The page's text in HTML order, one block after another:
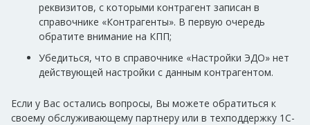
реквизитов, с которыми контрагент записан в
справочнике «Контрагенты». В первую очередь
обратите внимание на КПП;
Убедиться, что в справочнике «Настройки ЭДО» нет
действующей настройки с данным контрагентом.
Если у Вас остались вопросы, Вы можете обратиться к
своему обслуживающему партнеру или в техподдержку 1С-